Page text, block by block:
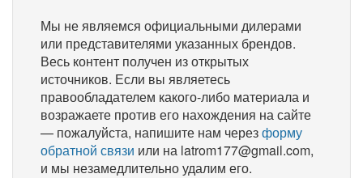
Мы не являемся официальными дилерами
или представителями указанных брендов.
Весь контент получен из открытых
источников. Если вы являетесь
правообладателем какого-либо материала и
возражаете против его нахождения на сайте
— пожалуйста, напишите нам черезформу
обратной связи или на latrom177@gmail.com,
и мы незамедлительно удалим его.